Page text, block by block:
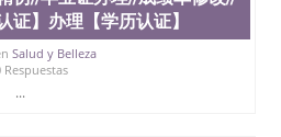
制、成绩单文凭、改成绩、
业证、成绩单、文凭、学历
学历书制作、假制作、办
证】办理【学历认证】
Salud y Belleza
Respuestas
...